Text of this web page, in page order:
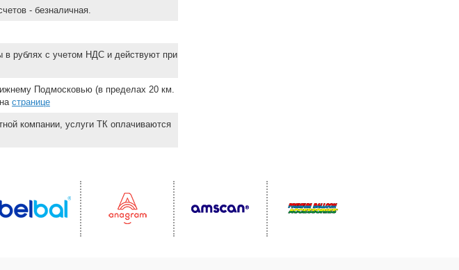
- безналичная.
в рублях с учетом НДС и действуют при
Подмосковью (в пределах 20 км.
странице
компании, услуги ТК оплачиваются